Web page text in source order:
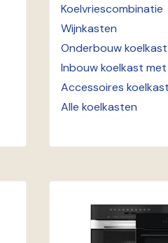
Koelvriescombinatie
Wijnkasten
Onderbouw koelkast
Inbouw koelkast
Accessoires
Alle koelkasten